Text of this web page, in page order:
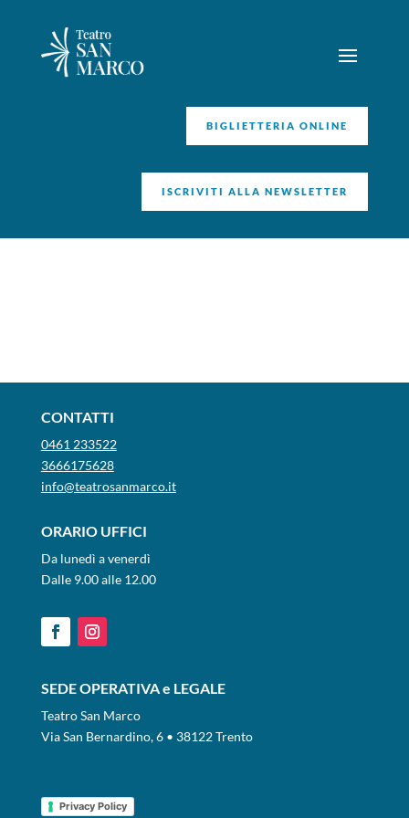
BIGLIETTERIA ONLINE
ISCRIVITI ALLA NEWSLETTER
CONTATTI
0461 233522
3666175628
info@teatrosanmarco.it
ORARIO UFFICI
Da lunedì a venerdì
Dalle 9.00 alle 12.00
SEDE OPERATIVA e LEGALE
Teatro San Marco
Via San Bernardino, 6 • 38122 Trento
Privacy Policy